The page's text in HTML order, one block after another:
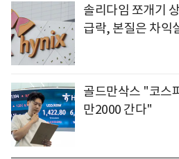
솔리다임 쪼개기
급락, 본질은 차익
골드만삭스 "코스
만2000 간다"